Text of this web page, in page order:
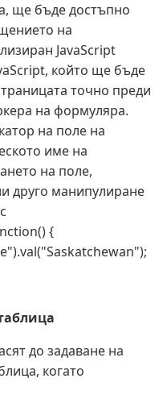
ще бъде достъпно
на
JavaScript
който ще бъде
точно преди
на формуляра.
на поле на
име на
на поле,
друго манипулиране
{
до задаване на
когато